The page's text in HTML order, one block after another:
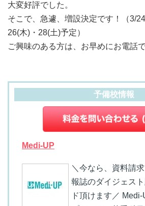
大変好評でした。
そこで、急遽、増設決定です！（3/
26(木)・28(土)予定）
ご興味のある方は、お早めにお電話
予備校情報
Medi-UP
＼今なら、資料請
報誌のダイジェス
ド頂けます／